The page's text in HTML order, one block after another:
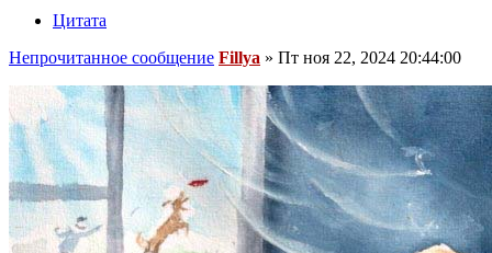
Цитата
Непрочитанное сообщение Fillya » Пт ноя 22, 2024 20:44:00